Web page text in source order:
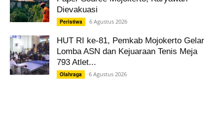
Dievakuasi
Peristiwa 6 Agustus 2026
HUT RI ke-81, Pemkab Mojokerto Gelar
Lomba ASN dan Kejuaraan Tenis Meja
793 Atlet...
Olahraga 6 Agustus 2026